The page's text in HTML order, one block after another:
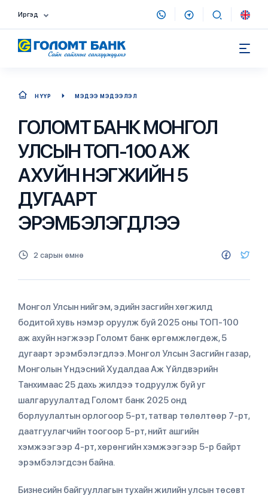
Иргэд
НҮҮР МЭДЭЭ МЭДЭЭЛЭЛ
ГОЛОМТ БАНК МОНГОЛ
УЛСЫН ТОП-100 АЖ
АХУЙН НЭГЖИЙН 5
ДУГААРТ
ЭРЭМБЭЛЭГДЛЭЭ
2 сарын өмнө
Монгол Улсын нийгэм, эдийн засгийн хөгжилд
бодитой хувь нэмэр оруулж буй 2025 оны ТОП-100
аж ахуйн нэгжээр Голомт банк өргөмжлөгдөж, 5
дугаарт эрэмбэлэгдлээ. Монгол Улсын Засгийн газар,
Монголын Үндэсний Худалдаа Аж Үйлдвэрийн
Танхимаас 25 дахь жилдээ тодруулж буй уг
шалгаруулалтад Голомт банк 2025 онд
борлуулалтын орлогоор 5-рт, татвар төлөлтөөр 7-рт,
даатгуулагчийн тоогоор 5-рт, нийт ашгийн
хэмжээгээр 4-рт, хөрөнгийн хэмжээгээр 5-р байрт
эрэмбэлэгдсэн байна.
Бизнесийн байгууллагын тухайн жилийн улсын төсөвт